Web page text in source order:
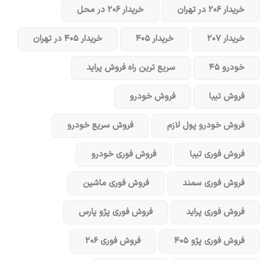
خریدار ۲۰۶ در تهران خریدار ۲۰۶ در محل
خریدار ۲۰۷ خریدار ۴۰۵ خریدار ۴۰۵ در تهران
خودرو ۴۵ سریع ترین راه فروش پراید
فروش تیبا فروش خودرو
فروش خودرو پول لازم فروش سریع خودرو
فروش فوری تیبا فروش فوری خودرو
فروش فوری سمند فروش فوری ماشین
فروش فوری پراید فروش فوری پژو پارس
فروش فوری پژو ۴۰۵ فروش فوری ۲۰۶